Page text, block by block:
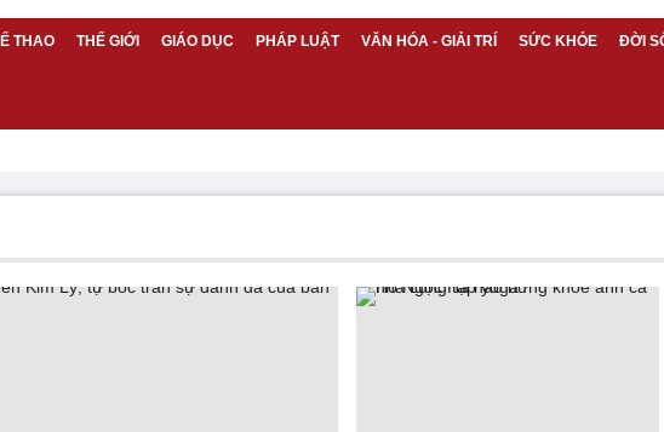
THAO THẾ GIỚI GIÁO DỤC PHÁP LUẬT VĂN HÓA - GIẢI TRÍ SỨC KHỎE ĐỜI